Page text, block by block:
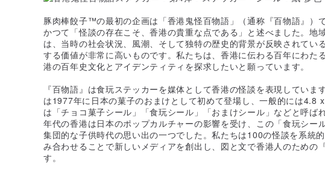
豚肉棒餃子™の最初の企画は「香港鬼怪百物語」（通称『百物語』）
かつて「怪談の存在こそ、香港の貴重な点である」と述べました。地
は、当時の社会状況、風潮、そして独特の歴史的背景が反映されてい
する価値が非常に高いものです。私たちは、香港に伝わる百年にわた
港の百年史文化とアイデンティティを探求したいと願っています。
『百物語』は食玩ステッカーを媒体として香港の怪談を表現していま
は1977年に日本の菓子のおまけとして初めて登場し、一般的には4.8
は「チョコ菓子シール」「食玩シール」「おまけシール」などと呼ば
年代の香港は日本のポップカルチャーの影響を受け、この「食玩シー
集団的な子供時代の思い出の一つでした。私たちは100の怪談を系統
み合わせることで新しいメディアを創出し、図と文で香港人のための
す。